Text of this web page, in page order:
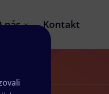
nás Kontakt